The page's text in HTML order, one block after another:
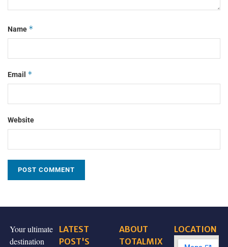
Name *
Email *
Website
Your ultimate
destination
LATEST
POST'S
ABOUT
TOTALMIX
LOCATION